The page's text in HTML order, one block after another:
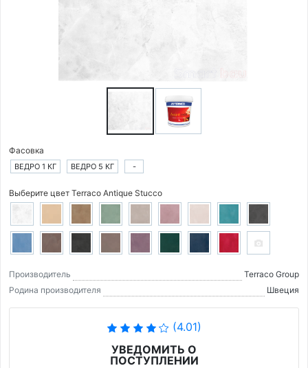
Фасовка
ВЕДРО 1 КГ ВЕДРО 5 КГ -
Выберите цвет Terraco Antique Stucco
Производитель
Terraco Group
Родина производителя
Швеция
(4.01)
УВЕДОМИТЬ О
ПОСТУПЛЕНИИ